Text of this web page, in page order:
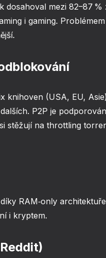
dosahoval mezi 82–87
i gaming.
knihoven (USA, EU,
P2P je
stěžují na throttling
RAM‑only
i kryptem.